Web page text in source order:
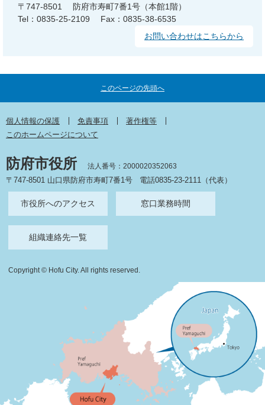
〒747-8501
防府市寿町7番1号（本館1階）
Tel：0835-25-2109
Fax：0835-38-6535
お問い合わせはこちらから
このページの先頭へ
個人情報の保護 免責事項
著作権等
このホームページについて
防府市役所 法人番号：2000020352063
〒747-8501 山口県防府市寿町7番1号 電話0835-23-2111（代表）
市役所へのアクセス 窓口業務時間
組織連絡先一覧
Copyright © Hofu City. All rights reserved.